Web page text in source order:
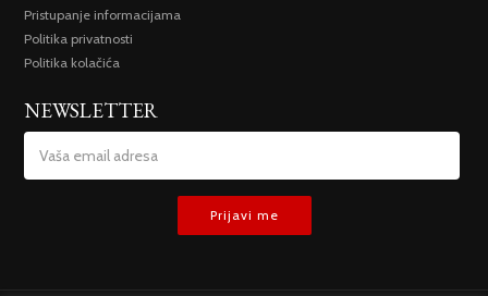
Pristupanje informacijama
Politika privatnosti
Politika kolačića
NEWSLETTER